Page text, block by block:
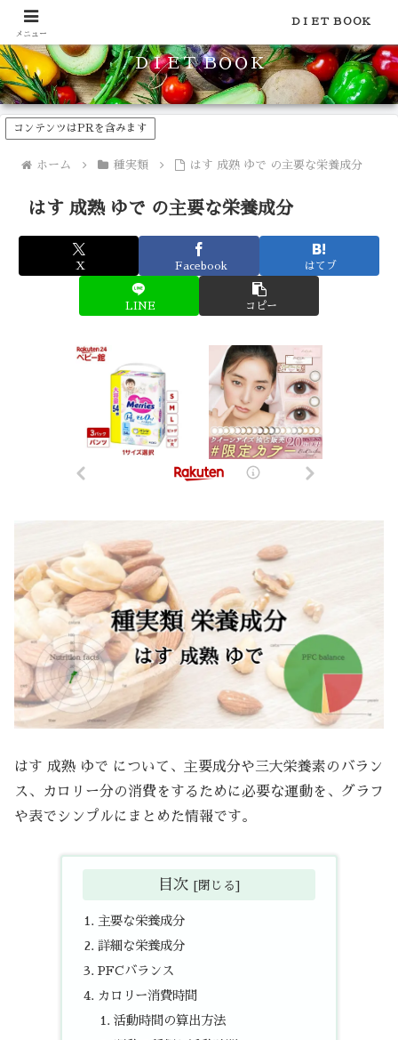
食品のカロリーや糖質などの栄養素がわかる！健康やダイエットに
ＤＩＥＴ ＢＯＯＫ
コンテンツはPRを含みます
ホーム 種実類 はす 成熟 ゆで の主要な栄養成分
はす 成熟 ゆで の主要な栄養成分
X Facebook はてブ
LINE コピー
はす 成熟 ゆで について、主要成分や三大栄養素のバラン
ス、カロリー分の消費をするために必要な運動を、グラフ
や表でシンプルにまとめた情報です。
目次
主要な栄養成分
詳細な栄養成分
PFCバランス
カロリー消費時間
活動時間の算出方法
メニュー
ＤＩＥＴ ＢＯＯＫ